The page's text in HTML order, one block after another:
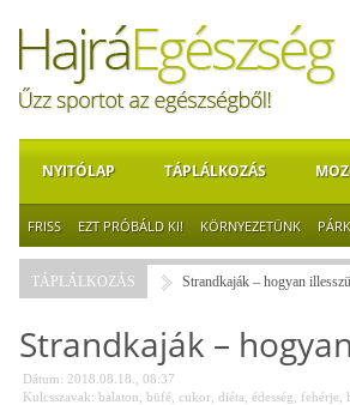
NYITÓLAP TÁPLÁLKOZÁS
FRISS EZT PRÓBÁLD KI! KÖRNYEZETÜNK
TÁPLÁLKOZÁS Strandkaják – hogyan
Strandkaják –
Dátum: 2018.08.18., 08:37
Kulcsszavak: balaton büfé cukor diéta édesség fehérje